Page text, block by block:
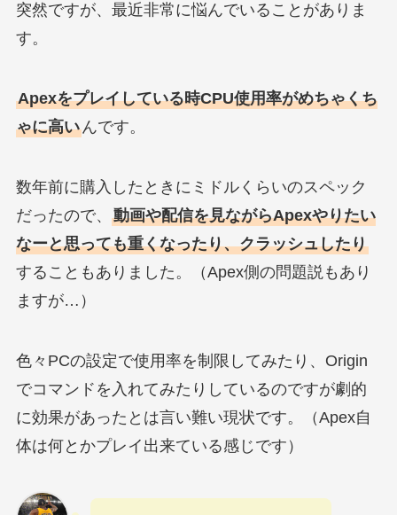
突然ですが、最近非常に悩んでいることがありま
す。
Apexをプレイしている時CPU使用率がめちゃくち
ゃに高いんです。
数年前に購入したときにミドルくらいのスペック
だったので、 動画や配信を見ながらApexやりたい
なーと思っても重くなったり、クラッシュしたり
することもありました。（Apex側の問題説もあり
ますが…）
色々PCの設定で使用率を制限してみたり、Origin
でコマンドを入れてみたりしているのですが劇的
に効果があったとは言い難い現状です。（Apex自
体は何とかプレイ出来ている感じです）